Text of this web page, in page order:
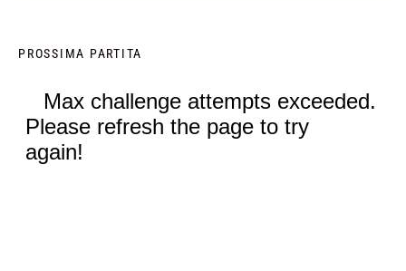
PROSSIMA PARTITA